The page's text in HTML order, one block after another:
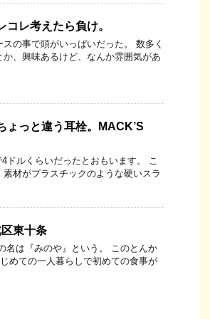
レ考えたら負け。
の事で頭がいっぱいだった。 数多く
、興味あるけど、なんか雰囲気があ
ょっと違う耳栓。MACK’S
ドルくらいだったとおもいます。 こ
材がプラスチックのような硬いスラ
東十条
名は『みのや』という。 このとんか
めての一人暮らしで初めての食事が